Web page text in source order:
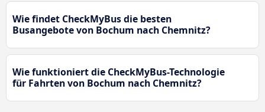
Wie findet CheckMyBus die besten
Busangebote von Bochum nach Chemnitz?
Wie funktioniert die CheckMyBus-Technologie
für Fahrten von Bochum nach Chemnitz?